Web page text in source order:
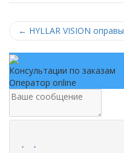
← HYLLAR VISION оправы
Консультации по заказам
Оператор online
. .